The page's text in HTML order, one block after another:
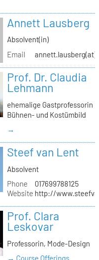
Annett Lausberg
Absolvent(in)
Email
Prof. Dr. Claudia
Lehmann
ehemalige Gastprofessorin
Bühnen- und Kostümbild
→
Steef van Lent
Absolvent
Phone
017699788125
Website http://
Prof. Clara
Leskovar
Professorin, Mode-Design
→ Course Offerings